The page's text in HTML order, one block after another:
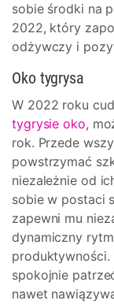
sobie środki na
2022, który
odżywczy i
Oko tygrysa
W 2022 roku
tygrysie oko,
rok. Przede
powstrzymać
niezależnie od
sobie w postaci
zapewni mu
dynamiczny
produktywności.
spokojnie
nawet